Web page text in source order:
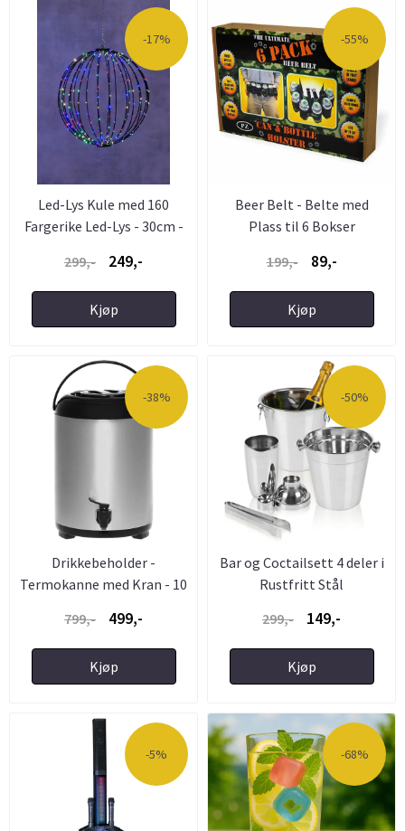
-17%
Led-Lys Kule med 160
Fargerike Led-Lys - 30cm -
299,- 249,-
Kjøp
-55%
Beer Belt - Belte med
Plass til 6 Bokser
199,-
89,-
Kjøp
-38%
Drikkebeholder -
Termokanne med Kran - 10
799,- 499,-
Kjøp
-50%
Bar og Coctailsett 4 deler i
Rustfritt Stål
299,-
149,-
Kjøp
-5% -68%